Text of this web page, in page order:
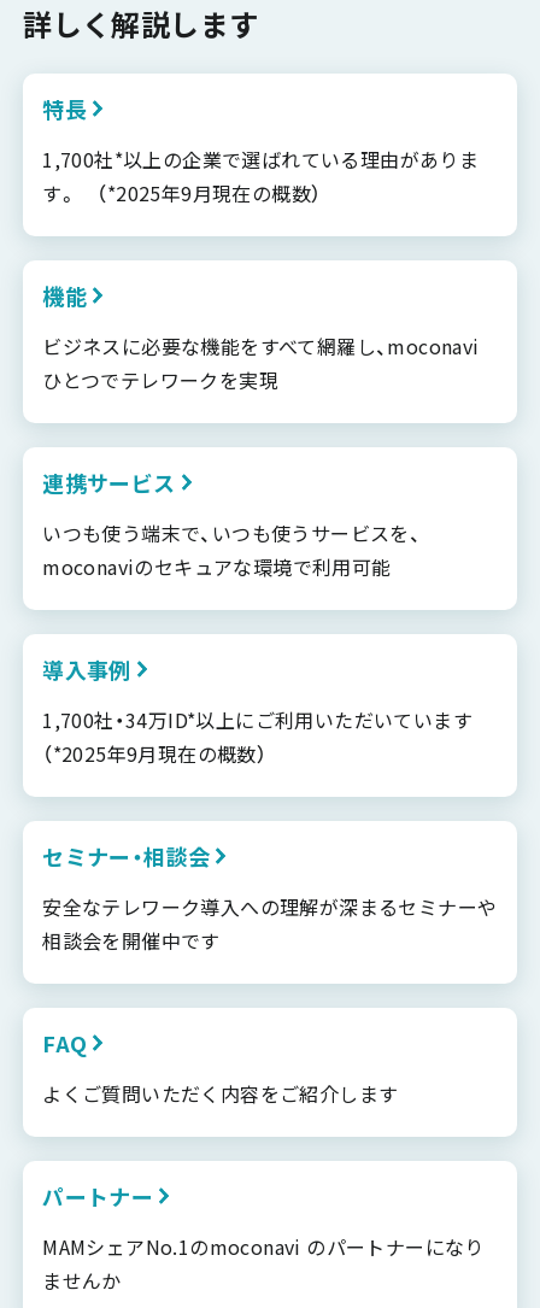
詳しく解説します
特長
1,700社*以上の企業で選ばれている理由がありま
す。 （*2025年9月現在の概数）
機能
ビジネスに必要な機能をすべて網羅し、moconavi
ひとつでテレワークを実現
連携サービス
いつも使う端末で、いつも使うサービスを、
moconaviのセキュアな環境で利用可能
導入事例
1,700社・34万ID*以上にご利用いただいています
（*2025年9月現在の概数）
セミナー・相談会
安全なテレワーク導入への理解が深まるセミナーや
相談会を開催中です
FAQ
よくご質問いただく内容をご紹介します
パートナー
MAMシェアNo.1のmoconavi のパートナーになり
ませんか